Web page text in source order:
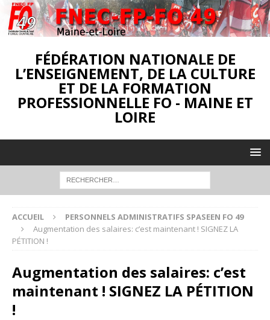
FÉDÉRATION NATIONALE DE
L’ENSEIGNEMENT, DE LA CULTURE
ET DE LA FORMATION
PROFESSIONNELLE FO - MAINE ET
LOIRE
ACCUEIL
PERSONNELS ADMINISTRATIFS SPASEEN FO 49
Augmentation des salaires: c’est maintenant ! SIGNEZ LA
PÉTITION !
Augmentation des salaires: c’est
maintenant ! SIGNEZ LA PÉTITION
!